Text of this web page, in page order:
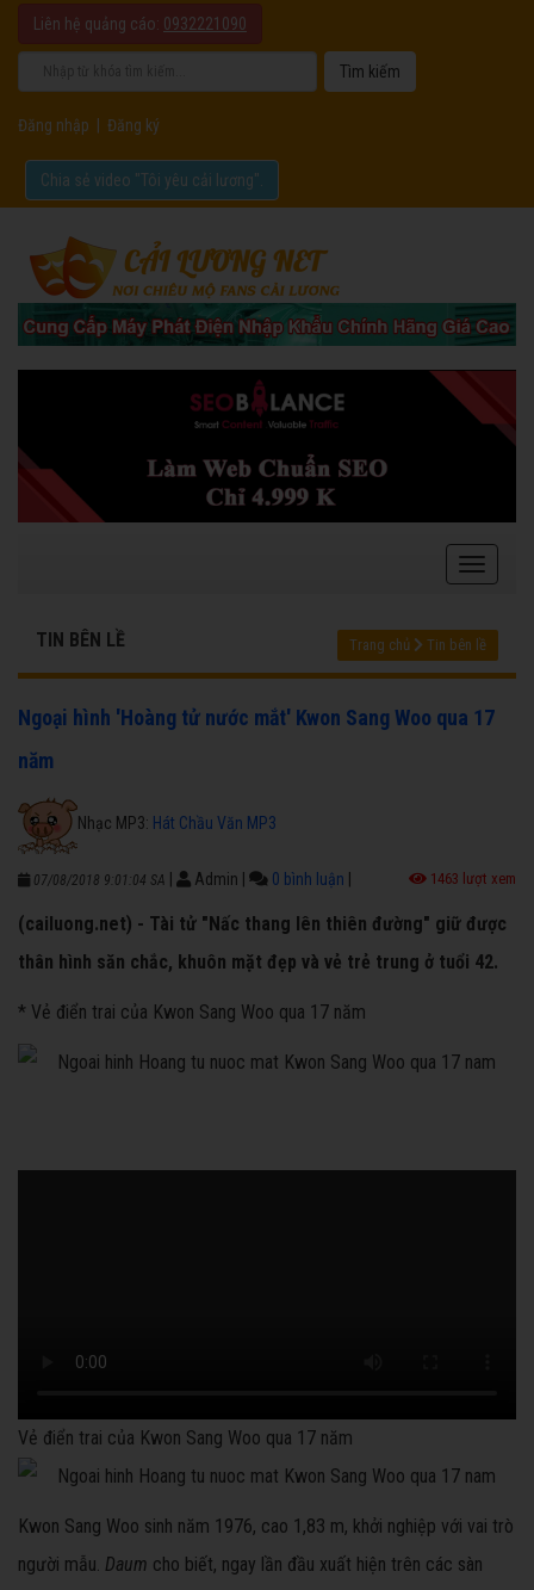
Liên hệ quảng cáo: 0932221090
Đăng nhập Đăng ký
Chia sẻ video "Tôi yêu cải lương".
TIN BÊN LỀ Trang chủ Tin bên lề
Ngoại hình 'Hoàng tử nước mắt' Kwon Sang Woo qua 17
năm
Nhạc MP3: Hát Chầu Văn MP3
07/08/2018 9:01:04 SA Admin 0 bình luận 1463 lượt xem
(cailuong.net) - Tài tử "Nấc thang lên thiên đường" giữ được
thân hình săn chắc, khuôn mặt đẹp và vẻ trẻ trung ở tuổi 42.
* Vẻ điển trai của Kwon Sang Woo qua 17 năm
Vẻ điển trai của Kwon Sang Woo qua 17 năm
Kwon Sang Woo sinh năm 1976, cao 1,83 m, khởi nghiệp với vai trò
người mẫu. Daum cho biết, ngay lần đầu xuất hiện trên các sàn